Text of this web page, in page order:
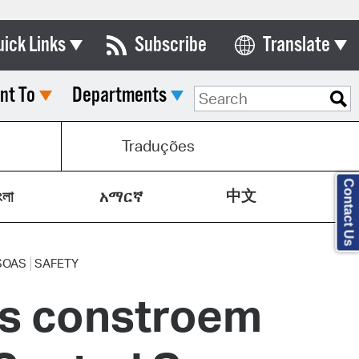
Links
& Commissions
City Council
List
& Documents
Code
Meeting Portal
Subscribe Translate
Select Language
To Departments
Traduções
አማርኛ 中文
SAFETY
constroem
Contact Us